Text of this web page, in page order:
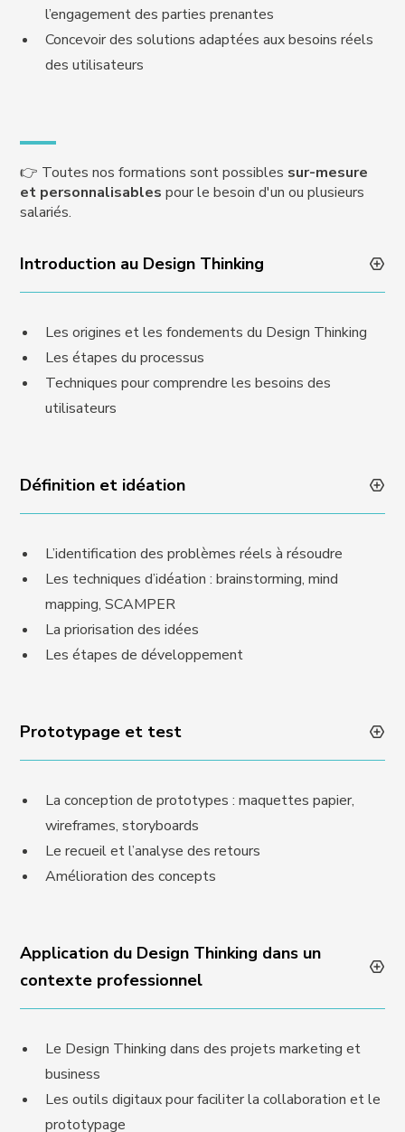
l’engagement des parties prenantes
Concevoir des solutions adaptées aux besoins réels
des utilisateurs
👉 Toutes nos formations sont possibles sur-mesure
et personnalisables pour le besoin d'un ou plusieurs
salariés.
Introduction au Design Thinking
Les origines et les fondements du Design Thinking
Les étapes du processus
Techniques pour comprendre les besoins des
utilisateurs
Définition et idéation
L’identification des problèmes réels à résoudre
Les techniques d’idéation : brainstorming, mind
mapping, SCAMPER
La priorisation des idées
Les étapes de développement
Prototypage et test
La conception de prototypes : maquettes papier,
wireframes, storyboards
Le recueil et l’analyse des retours
Amélioration des concepts
Application du Design Thinking dans un
contexte professionnel
Le Design Thinking dans des projets marketing et
business
Les outils digitaux pour faciliter la collaboration et le
prototypage